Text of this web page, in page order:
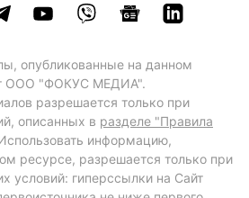
опубликованные на данном
ООО "ФОКУС МЕДИА".
разрешается только при
описанных в разделе "Правила
информацию,
ресурсе, разрешается только при
условий: гиперссылки на Сайт